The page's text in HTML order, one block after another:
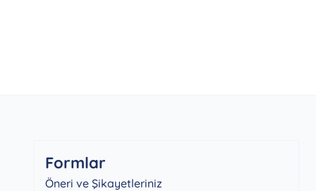
Formlar
Öneri ve Şikayetleriniz